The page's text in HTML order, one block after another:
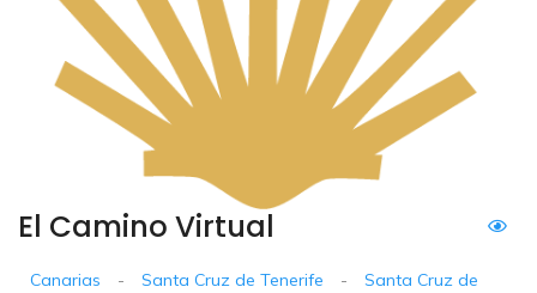
El Camino Virtual
Canarias - Santa Cruz de Tenerife -
Santa Cruz de